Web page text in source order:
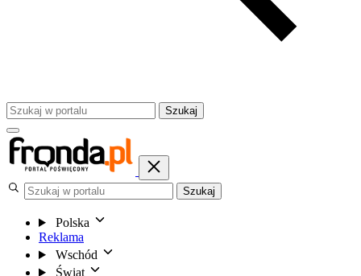
Szukaj
Szukaj
Polska
Reklama
Wschód
Świat